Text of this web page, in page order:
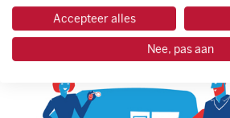
Accepteer alles
Nee, pas aan